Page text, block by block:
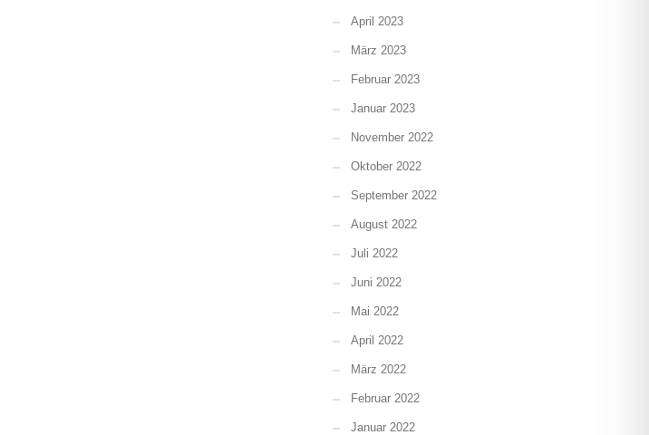
April 2023
März 2023
Februar 2023
Januar 2023
November 2022
Oktober 2022
September 2022
August 2022
Juli 2022
Juni 2022
Mai 2022
April 2022
März 2022
Februar 2022
Januar 2022